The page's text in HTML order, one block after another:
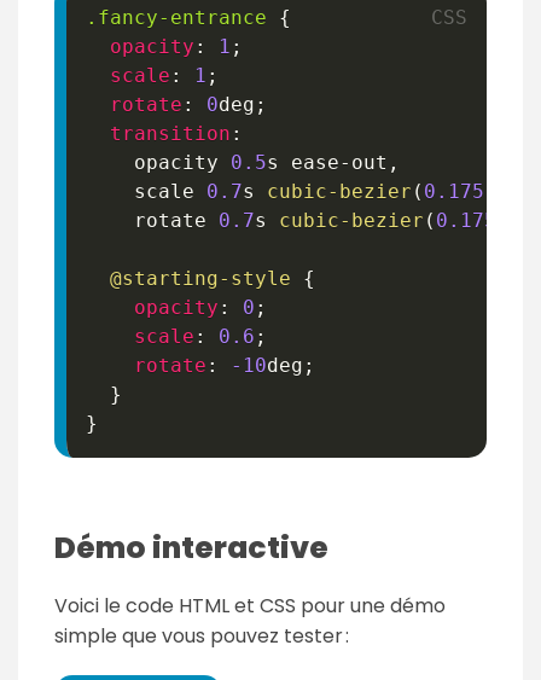
.fancy-entrance
{
opacity : 1 ;
scale : 1 ;
rotate : 0deg ;
transition :
    opacity
0.5s ease-out ,
    scale
0.7s cubic-bezier ( 0.175
    rotate
0.7s cubic-bezier ( 0.175
@starting-style
{
opacity : 0 ;
scale : 0.6 ;
rotate : -10deg ;
}
}
Démo interactive
Voici le code HTML et CSS pour une démo
simple que vous pouvez tester :